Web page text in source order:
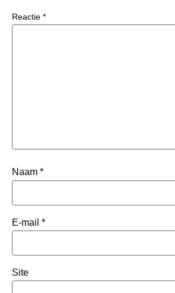
Reactie *
Naam *
E-mail *
Site